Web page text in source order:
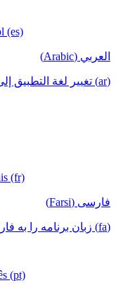
(es)
العربي (Arabic)
(ar) تغيير لغة التطبيق إلى العربية
(fr)
فارسی (Farsi)
(fa) زبان برنامه را به فارسی تغییر دهید
(pt)